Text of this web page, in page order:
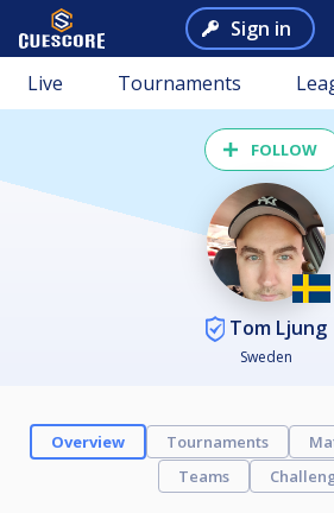
Sign in
Live Tournaments
FOLLOW
Tom Ljung
Sweden
Overview Tournaments
Teams